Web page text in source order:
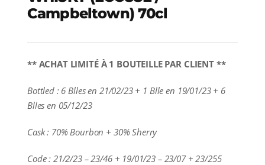
Campbeltown) 70cl
** ACHAT LIMITÉ À 1 BOUTEILLE PAR CLIENT **
Bottled : 6 Blles en 21/02/23 + 1 Blle en 19/01/23 + 6
Blles en 05/12/23
Cask : 70% Bourbon + 30% Sherry
Code : 21/2/23 – 23/46 + 19/01/23 – 23/07 + 23/255